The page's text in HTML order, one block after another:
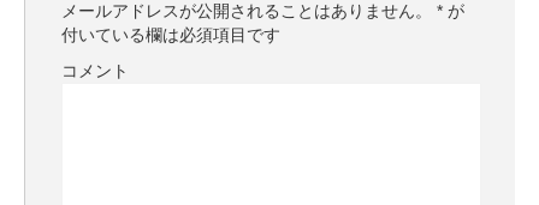
メールアドレスが公開されることはありません。 * が
付いている欄は必須項目です
コメント